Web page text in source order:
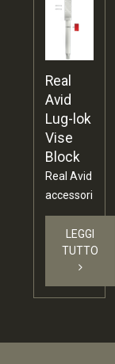
Real
Avid
Lug-lok
Vise
Block
Real Avid
accessori
LEGGI
TUTTO